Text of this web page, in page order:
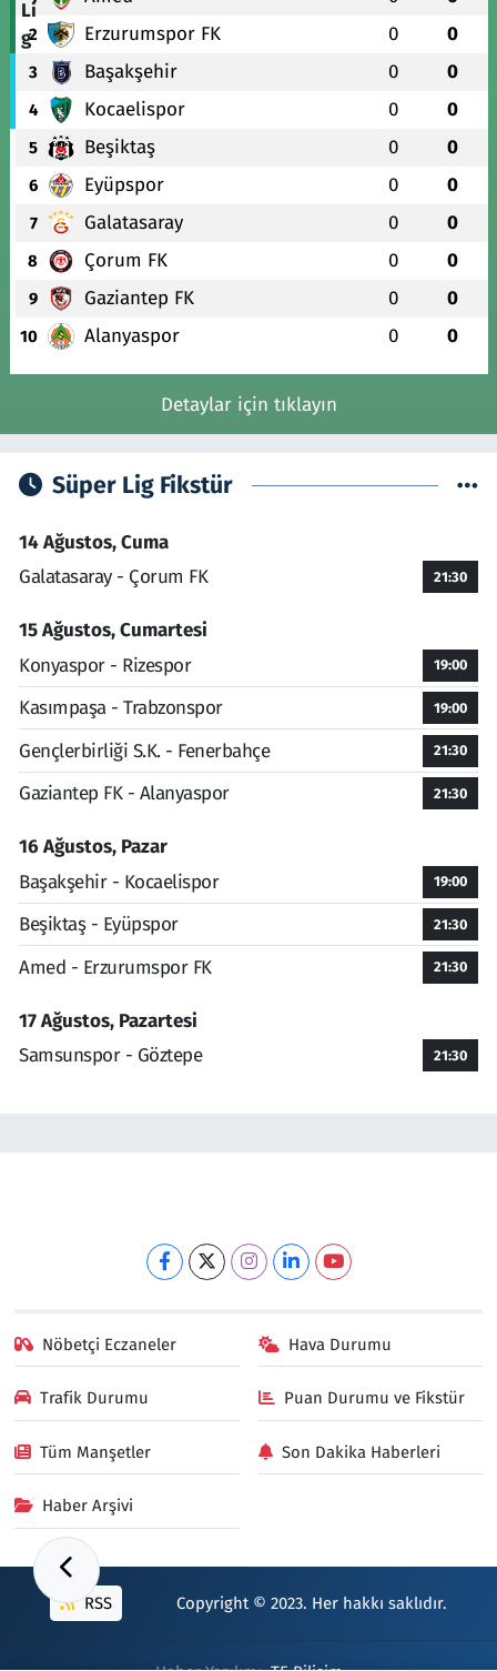
2 Erzurumspor FK 0 0
3 Başakşehir 0 0
4 Kocaelispor 0 0
5 Beşiktaş 0 0
6 Eyüpspor 0 0
7 Galatasaray 0 0
8 Çorum FK 0 0
9 Gaziantep FK 0 0
10 Alanyaspor 0 0
Detaylar için tıklayın
Süper Lig Fikstür
14 Ağustos, Cuma
Galatasaray - Çorum FK
21:30
15 Ağustos, Cumartesi
Konyaspor - Rizespor
19:00
Kasımpaşa - Trabzonspor 19:00
Gençlerbirliği S.K. - Fenerbahçe 21:30
Gaziantep FK - Alanyaspor 21:30
16 Ağustos, Pazar
Başakşehir - Kocaelispor
19:00
Beşiktaş - Eyüpspor 21:30
Amed - Erzurumspor FK 21:30
17 Ağustos, Pazartesi
Samsunspor - Göztepe
21:30
Nöbetçi Eczaneler Hava Durumu
Trafik Durumu Puan Durumu ve Fikstür
Tüm Manşetler Son Dakika Haberleri
Haber Arşivi
RSS Copyright © 2023. Her hakkı saklıdır.